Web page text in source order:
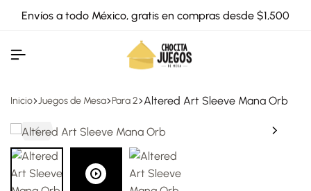
Envíos a todo México, gratis en compras desde $1,500
Inicio Juegos de Mesa Para 2 Altered Art Sleeve Mana Orb